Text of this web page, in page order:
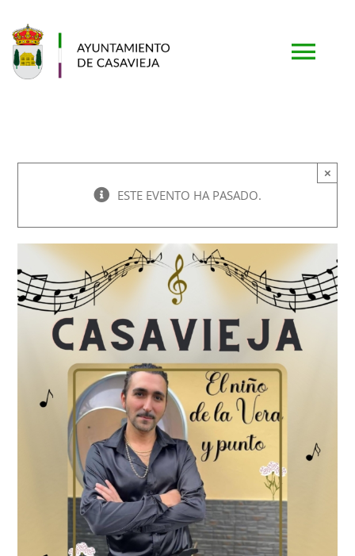
contenido
TURISMO
SERVICIOS
NOTICIAS
ACTIVIDADES
MULTIMEDIA
SEDE ELECTRÓNICA
ESTE EVENTO HA PASADO.
×